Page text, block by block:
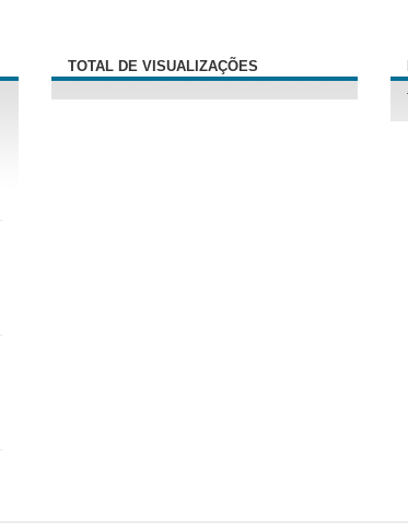
TOTAL DE VISUALIZAÇÕES